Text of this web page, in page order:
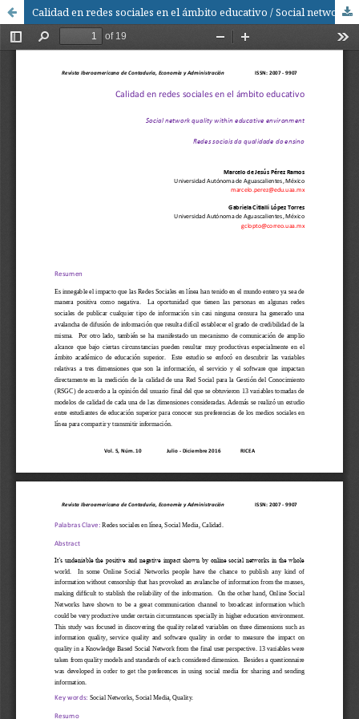
Calidad en redes sociales en el ámbito educativo / Social network quality within educative environment